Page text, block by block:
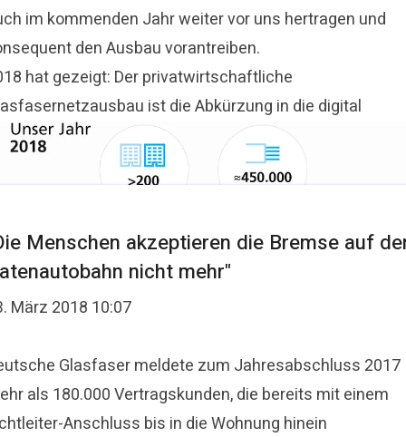
im kommenden Jahr weiter vor uns hertragen und
den Ausbau vorantreiben.
hat gezeigt: Der privatwirtschaftliche
ist die Abkürzung in die digital
Menschen akzeptieren die Bremse auf
nicht mehr"
März 2018 10:07
Glasfaser meldete zum Jahresabschluss 2017
als 180.000 Vertragskunden, die bereits mit einem
Anschluss bis in die Wohnung hinein